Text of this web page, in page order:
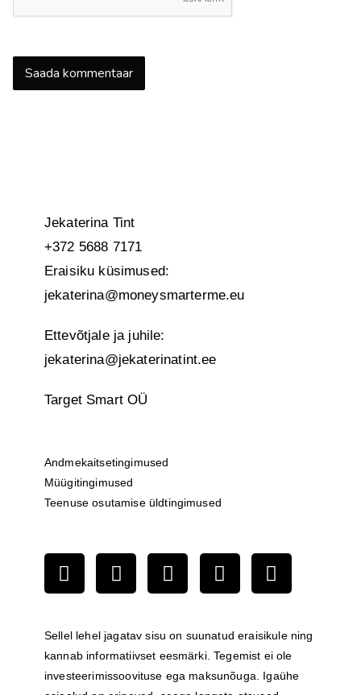
Jekaterina Tint
+372 5688 7171
Eraisiku küsimused:
jekaterina@moneysmarterme.eu
Ettevõtjale ja juhile:
jekaterina@jekaterinatint.ee
Target Smart OÜ
Andmekaitsetingimused
Müügitingimused
Teenuse osutamise üldtingimused
Sellel lehel jagatav sisu on suunatud eraisikule ning
kannab informatiivset eesmärki. Tegemist ei ole
investeerimissoovituse ega maksunõuga. Igaühe